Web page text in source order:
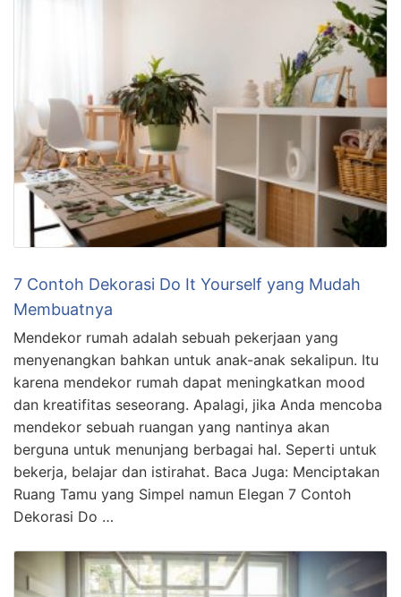
7 Contoh Dekorasi Do It Yourself yang Mudah
Membuatnya
Mendekor rumah adalah sebuah pekerjaan yang
menyenangkan bahkan untuk anak-anak sekalipun. Itu
karena mendekor rumah dapat meningkatkan mood
dan kreatifitas seseorang. Apalagi, jika Anda mencoba
mendekor sebuah ruangan yang nantinya akan
berguna untuk menunjang berbagai hal. Seperti untuk
bekerja, belajar dan istirahat. Baca Juga: Menciptakan
Ruang Tamu yang Simpel namun Elegan 7 Contoh
Dekorasi Do …